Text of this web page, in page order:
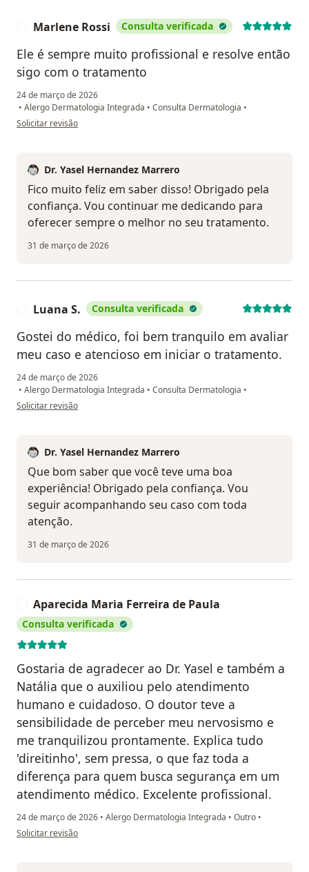
Marlene Rossi Consulta verificada
Ele é sempre muito profissional e resolve então
sigo com o tratamento
24 de março de 2026
• Alergo Dermatologia Integrada • Consulta Dermatologia •
na opinião do utilizador Marlene Rossi
Solicitar revisão
Dr. Yasel Hernandez Marrero
Fico muito feliz em saber disso! Obrigado pela
confiança. Vou continuar me dedicando para
oferecer sempre o melhor no seu tratamento.
31 de março de 2026
Luana S. Consulta verificada
Gostei do médico, foi bem tranquilo em avaliar
meu caso e atencioso em iniciar o tratamento.
24 de março de 2026
• Alergo Dermatologia Integrada • Consulta Dermatologia •
na opinião do utilizador Luana S.
Solicitar revisão
Dr. Yasel Hernandez Marrero
Que bom saber que você teve uma boa
experiência! Obrigado pela confiança. Vou
seguir acompanhando seu caso com toda
atenção.
31 de março de 2026
Aparecida Maria Ferreira de Paula
Consulta verificada
Gostaria de agradecer ao Dr. Yasel e também a
Natália que o auxiliou pelo atendimento
humano e cuidadoso. O doutor teve a
sensibilidade de perceber meu nervosismo e
me tranquilizou prontamente. Explica tudo
'direitinho', sem pressa, o que faz toda a
diferença para quem busca segurança em um
atendimento médico. Excelente profissional.
24 de março de 2026 • Alergo Dermatologia Integrada • Outro •
na opinião do utilizador Aparecida Maria Ferreira de Paula
Solicitar revisão